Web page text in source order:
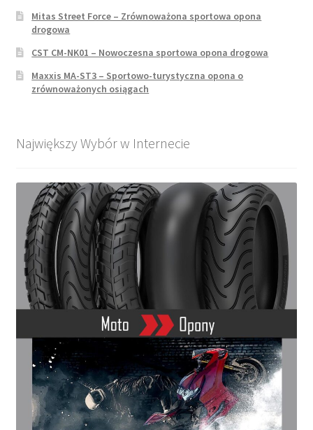
Mitas Street Force – Zrównoważona sportowa opona
drogowa
CST CM-NK01 – Nowoczesna sportowa opona drogowa
Maxxis MA-ST3 – Sportowo-turystyczna opona o
zrównoważonych osiągach
Największy Wybór w Internecie